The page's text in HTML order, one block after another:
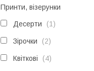
Принти, візерунки
Десерти 1
Зірочки 2
Квіткові 4